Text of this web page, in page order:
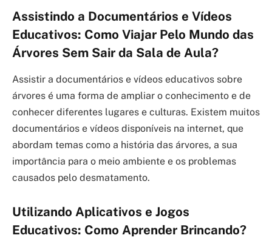
Assistindo a Documentários e Vídeos
Educativos: Como Viajar Pelo Mundo das
Árvores Sem Sair da Sala de Aula?
Assistir a documentários e vídeos educativos sobre
árvores é uma forma de ampliar o conhecimento e de
conhecer diferentes lugares e culturas. Existem muitos
documentários e vídeos disponíveis na internet, que
abordam temas como a história das árvores, a sua
importância para o meio ambiente e os problemas
causados pelo desmatamento.
Utilizando Aplicativos e Jogos
Educativos: Como Aprender Brincando?